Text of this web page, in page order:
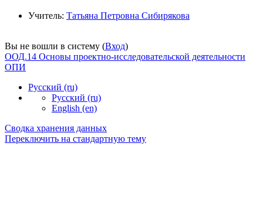
Учитель: Татьяна Петровна Сибирякова
Вы не вошли в систему (Вход)
ООД.14 Основы проектно-исследовательской деятельности
ОПИ
Русский ‎(ru)‎
Русский ‎(ru)‎
English ‎(en)‎
Сводка хранения данных
Переключить на стандартную тему